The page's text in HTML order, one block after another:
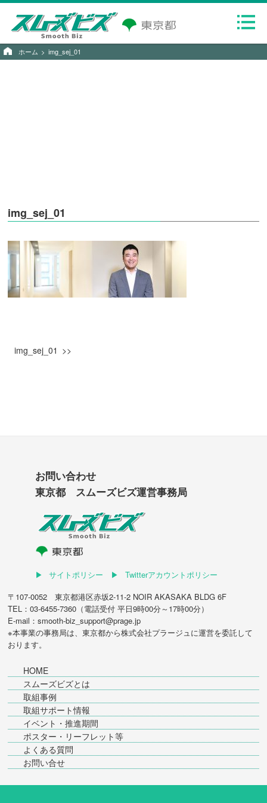
ホーム img_sej_01
img_sej_01
img_sej_01
お問い合わせ
東京都 スムーズビズ運営事務局
サイトポリシー
Twitterアカウントポリシー
〒107-0052 東京都港区赤坂2-11-2 NOIR AKASAKA BLDG 6F
TEL：03-6455-7360（電話受付 平日9時00分～17時00分）
E-mail：smooth-biz_support@prage.jp
※本事業の事務局は、東京都から株式会社プラージュに運営を委託して
おります。
HOME
スムーズビズとは
取組事例
取組サポート情報
イベント・推進期間
ポスター・リーフレット等
よくある質問
お問い合せ